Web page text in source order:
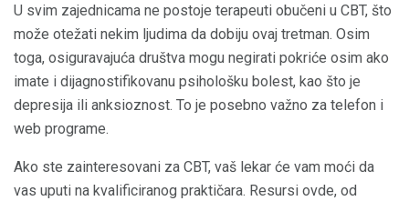
U svim zajednicama ne postoje terapeuti obučeni u CBT, što
može otežati nekim ljudima da dobiju ovaj tretman. Osim
toga, osiguravajuća društva mogu negirati pokriće osim ako
imate i dijagnostifikovanu psihološku bolest, kao što je
depresija ili anksioznost. To je posebno važno za telefon i
web programe.
Ako ste zainteresovani za CBT, vaš lekar će vam moći da
vas uputi na kvalificiranog praktičara. Resursi ovde, od